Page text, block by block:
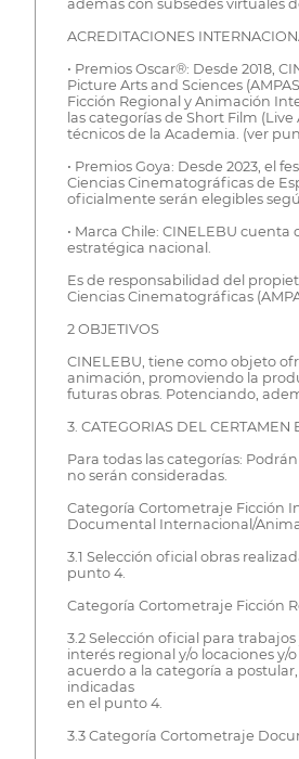
además con subsedes virtuales
ACREDITACIONES
• Premios Oscar®: Desde 2018,
Picture Arts and Sciences
Ficción Regional y Animación
las categorías de Short Film
técnicos de la Academia. (ver
• Premios Goya: Desde 2023, el
Ciencias Cinematográficas de
oficialmente serán elegibles
• Marca Chile: CINELEBU
estratégica nacional.
Es de responsabilidad del
Ciencias Cinematográficas
2 OBJETIVOS
CINELEBU, tiene como objeto
animación, promoviendo la
futuras obras. Potenciando,
3. CATEGORIAS DEL CERTAMEN
Para todas las categorías:
no serán consideradas.
Categoría Cortometraje Ficción
Documental Internacional/
3.1 Selección oficial obras
punto 4.
Categoría Cortometraje Ficción
3.2 Selección oficial para
interés regional y/o locaciones
acuerdo a la categoría a
indicadas
en el punto 4.
3.3 Categoría Cortometraje